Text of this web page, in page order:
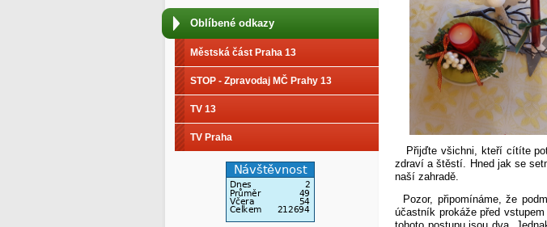
Oblíbené odkazy
Městská část Praha 13
STOP - Zpravodaj MČ Prahy 13
TV 13
TV Praha
Přijďte všichni, kteří cítíte
zdraví a štěstí. Hned jak se
naší zahradě.
Pozor, připomínáme, že
účastník prokáže před